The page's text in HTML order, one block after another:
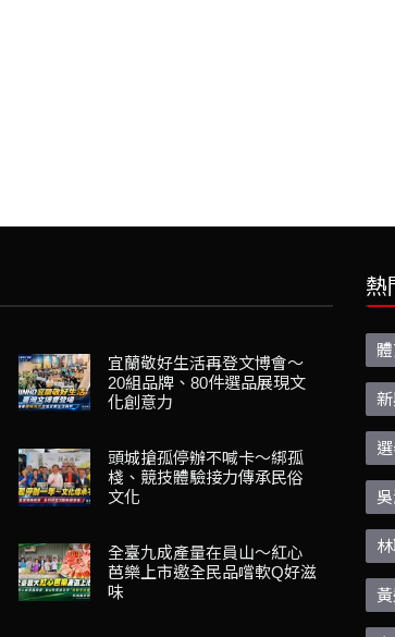
宜蘭敬好生活再登文博會～
20組品牌、80件選品展現文
化創意力
頭城搶孤停辦不喊卡～綁孤
棧、競技體驗接力傳承民俗
文化
全臺九成產量在員山～紅心
芭樂上市邀全民品嚐軟Q好滋
味
熱